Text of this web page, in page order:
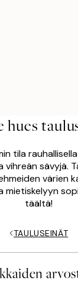
hues
tila
vihreän sävyjä.
värien
mietiskelyyn
täältä!
TAULUSEINÄT